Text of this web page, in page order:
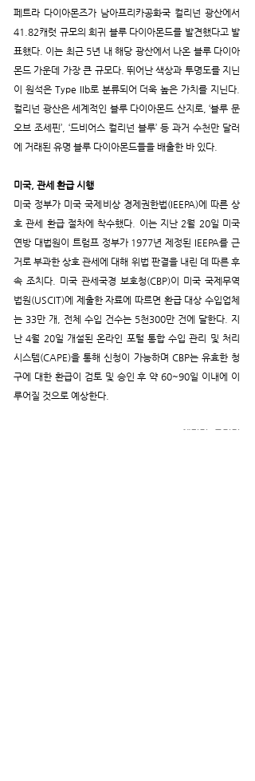
페트라 다이아몬즈가 남아프리카공화국 컬리넌 광산에서
41.82캐럿 규모의 희귀 블루 다이아몬드를 발견했다고 발
표했다. 이는 최근 5년 내 해당 광산에서 나온 블루 다이아
몬드 가운데 가장 큰 규모다. 뛰어난 색상과 투명도를 지닌
이 원석은 Type IIb로 분류되어 더욱 높은 가치를 지닌다.
컬리넌 광산은 세계적인 블루 다이아몬드 산지로, ‘블루 문
오브 조세핀’, ‘드비어스 컬리넌 블루’ 등 과거 수천만 달러
에 거래된 유명 블루 다이아몬드들을 배출한 바 있다.
미국, 관세 환급 시행
미국 정부가 미국 국제비상 경제권한법(IEEPA)에 따른 상
호 관세 환급 절차에 착수했다. 이는 지난 2월 20일 미국
연방 대법원이 트럼프 정부가 1977년 제정된 IEEPA를 근
거로 부과한 상호 관세에 대해 위법 판결을 내린 데 따른 후
속 조치다. 미국 관세국경 보호청(CBP)이 미국 국제무역
법원(USCIT)에 제출한 자료에 따르면 환급 대상 수입업체
는 33만 개, 전체 수입 건수는 5천300만 건에 달한다. 지
난 4월 20일 개설된 온라인 포털 통합 수입 관리 및 처리
시스템(CAPE)을 통해 신청이 가능하며 CBP는 유효한 청
구에 대한 환급이 검토 및 승인 후 약 60~90일 이내에 이
루어질 것으로 예상한다.
에디터: 목정민